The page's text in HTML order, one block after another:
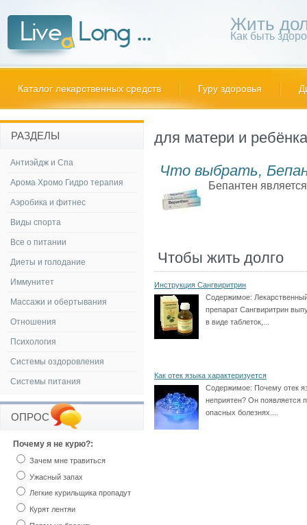
Жить
Как быть
Каталог лекарственных средств Гуру здоровья
для матери и ребёнка
Что выбрать,
Бепантен
Чтобы жить долго
Инструкция Сангвиритрин
Содержимое:
препарат Сангвиритрин
в виде таблеток,...
Как отек языка характеризуется
Содержимое: Почему отек
неприятен? Он появляется
опасных болезнях....
РАЗДЕЛЫ
Антиэйдж и Спа
Арома Хромо Гидро терапия
Аэробика и фитнес
Виды спорта
Все о питании
Диеты и голодание
Иммунитет
Массажи и обертывания
Отношения
Психология
Системы оздоровления
Системы питания
ОПРОС
Почему я не курю?:
Зачем мне травиться
Ужасный запах
Легкие курильщика пропадут
Курят лентяи